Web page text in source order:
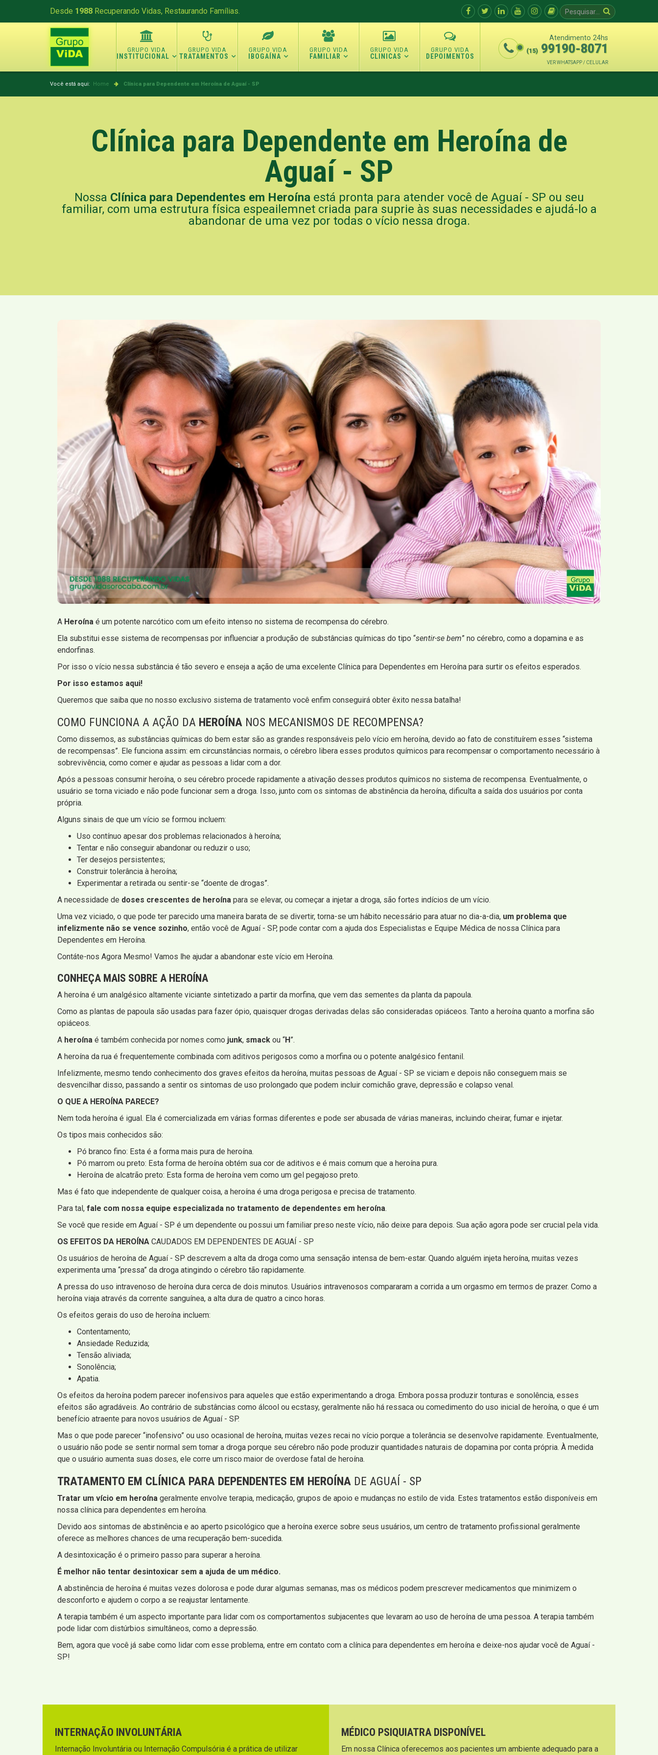
Desde 1988 Recuperando Vidas, Restaurando Famílias.
INSTITUCIONAL TRATAMENTOS IBOGAÍNA FAMILIAR CLINICAS DEPOIMENTOS
Atendimento 24hs
(15) 99190-8071
VER WHATSAPP / CELULAR
Você está aqui: Home Clínica para Dependente em Heroína de Aguaí - SP
Clínica para Dependente em Heroína de
Aguaí - SP
Nossa Clínica para Dependentes em Heroínaestá pronta para atender você de Aguaí - SP ou seu
familiar, com uma estrutura física espeailemnet criada para suprie às suas necessidades e ajudá-lo a
abandonar de uma vez por todas o vício nessa droga.
A Heroína é um potente narcótico com um efeito intenso no sistema de recompensa do cérebro.
Ela substitui esse sistema de recompensas por influenciar a produção de substâncias químicas do tipo “sentir-se bem” no cérebro, como a dopamina e as
endorfinas.
Por isso o vício nessa substância é tão severo e enseja a ação de uma excelente Clínica para Dependentes em Heroína para surtir os efeitos esperados.
Por isso estamos aqui!
Queremos que saiba que no nosso exclusivo sistema de tratamento você enfim conseguirá obter êxito nessa batalha!
COMO FUNCIONA A AÇÃO DA HEROÍNA NOS MECANISMOS DE RECOMPENSA?
Como dissemos, as substâncias químicas do bem estar são as grandes responsáveis pelo vício em heroína, devido ao fato de constituírem esses “sistema
de recompensas”. Ele funciona assim: em circunstâncias normais, o cérebro libera esses produtos químicos para recompensar o comportamento necessário à
sobrevivência, como comer e ajudar as pessoas a lidar com a dor.
Após a pessoas consumir heroína, o seu cérebro procede rapidamente a ativação desses produtos químicos no sistema de recompensa. Eventualmente, o
usuário se torna viciado e não pode funcionar sem a droga. Isso, junto com os sintomas de abstinência da heroína, dificulta a saída dos usuários por conta
própria.
Alguns sinais de que um vício se formou incluem:
Uso contínuo apesar dos problemas relacionados à heroína;
Tentar e não conseguir abandonar ou reduzir o uso;
Ter desejos persistentes;
Construir tolerância à heroína;
Experimentar a retirada ou sentir-se “doente de drogas”.
A necessidade de doses crescentes de heroína para se elevar, ou começar a injetar a droga, são fortes indícios de um vício.
Uma vez viciado, o que pode ter parecido uma maneira barata de se divertir, torna-se um hábito necessário para atuar no dia-a-dia, um problema que
infelizmente não se vence sozinho, então você de Aguaí - SP, pode contar com a ajuda dos Especialistas e Equipe Médica de nossa Clínica para
Dependentes em Heroína.
Contáte-nos Agora Mesmo! Vamos lhe ajudar a abandonar este vício em Heroína.
CONHEÇA MAIS SOBRE A HEROÍNA
A heroína é um analgésico altamente viciante sintetizado a partir da morfina, que vem das sementes da planta da papoula.
Como as plantas de papoula são usadas para fazer ópio, quaisquer drogas derivadas delas são consideradas opiáceos. Tanto a heroína quanto a morfina são
opiáceos.
A heroína é também conhecida por nomes como junk, smack ou “H”.
A heroína da rua é frequentemente combinada com aditivos perigosos como a morfina ou o potente analgésico fentanil.
Infelizmente, mesmo tendo conhecimento dos graves efeitos da heroína, muitas pessoas de Aguaí - SP se viciam e depois não conseguem mais se
desvencilhar disso, passando a sentir os sintomas de uso prolongado que podem incluir comichão grave, depressão e colapso venal.
O QUE A HEROÍNA PARECE?
Nem toda heroína é igual. Ela é comercializada em várias formas diferentes e pode ser abusada de várias maneiras, incluindo cheirar, fumar e injetar.
Os tipos mais conhecidos são:
Pó branco fino: Esta é a forma mais pura de heroína.
Pó marrom ou preto: Esta forma de heroína obtém sua cor de aditivos e é mais comum que a heroína pura.
Heroína de alcatrão preto: Esta forma de heroína vem como um gel pegajoso preto.
Mas é fato que independente de qualquer coisa, a heroína é uma droga perigosa e precisa de tratamento.
Para tal, fale com nossa equipe especializada no tratamento de dependentes em heroína.
Se você que reside em Aguaí - SP é um dependente ou possui um familiar preso neste vício, não deixe para depois. Sua ação agora pode ser crucial pela vida.
OS EFEITOS DA HEROÍNA CAUDADOS EM DEPENDENTES DE AGUAÍ - SP
Os usuários de heroína de Aguaí - SP descrevem a alta da droga como uma sensação intensa de bem-estar. Quando alguém injeta heroína, muitas vezes
experimenta uma “pressa” da droga atingindo o cérebro tão rapidamente.
A pressa do uso intravenoso de heroína dura cerca de dois minutos. Usuários intravenosos compararam a corrida a um orgasmo em termos de prazer. Como a
heroína viaja através da corrente sanguínea, a alta dura de quatro a cinco horas.
Os efeitos gerais do uso de heroína incluem:
Contentamento;
Ansiedade Reduzida;
Tensão aliviada;
Sonolência;
Apatia.
Os efeitos da heroína podem parecer inofensivos para aqueles que estão experimentando a droga. Embora possa produzir tonturas e sonolência, esses
efeitos são agradáveis. Ao contrário de substâncias como álcool ou ecstasy, geralmente não há ressaca ou comedimento do uso inicial de heroína, o que é um
benefício atraente para novos usuários de Aguaí - SP.
Mas o que pode parecer “inofensivo” ou uso ocasional de heroína, muitas vezes recai no vício porque a tolerância se desenvolve rapidamente. Eventualmente,
o usuário não pode se sentir normal sem tomar a droga porque seu cérebro não pode produzir quantidades naturais de dopamina por conta própria. À medida
que o usuário aumenta suas doses, ele corre um risco maior de overdose fatal de heroína.
TRATAMENTO EM CLÍNICA PARA DEPENDENTES EM HEROÍNA DE AGUAÍ - SP
Tratar um vício em heroína geralmente envolve terapia, medicação, grupos de apoio e mudanças no estilo de vida. Estes tratamentos estão disponíveis em
nossa clínica para dependentes em heroína.
Devido aos sintomas de abstinência e ao aperto psicológico que a heroína exerce sobre seus usuários, um centro de tratamento profissional geralmente
oferece as melhores chances de uma recuperação bem-sucedida.
A desintoxicação é o primeiro passo para superar a heroína.
É melhor não tentar desintoxicar sem a ajuda de um médico.
A abstinência de heroína é muitas vezes dolorosa e pode durar algumas semanas, mas os médicos podem prescrever medicamentos que minimizem o
desconforto e ajudem o corpo a se reajustar lentamente.
A terapia também é um aspecto importante para lidar com os comportamentos subjacentes que levaram ao uso de heroína de uma pessoa. A terapia também
pode lidar com distúrbios simultâneos, como a depressão.
Bem, agora que você já sabe como lidar com esse problema, entre em contato com a clínica para dependentes em heroína e deixe-nos ajudar você de Aguaí -
SP!
INTERNAÇÃO INVOLUNTÁRIA
Internação Involuntária ou Internação Compulsória é a prática de utilizar
MÉDICO PSIQUIATRA DISPONÍVEL
Em nossa Clínica oferecemos aos pacientes um ambiente adequado para a